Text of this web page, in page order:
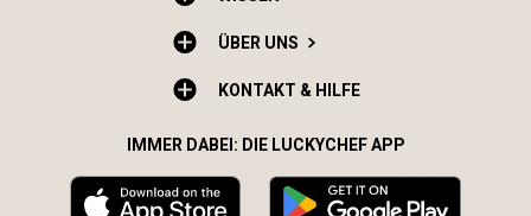
ÜBER UNS
KONTAKT & HILFE
IMMER DABEI: DIE LUCKYCHEF APP